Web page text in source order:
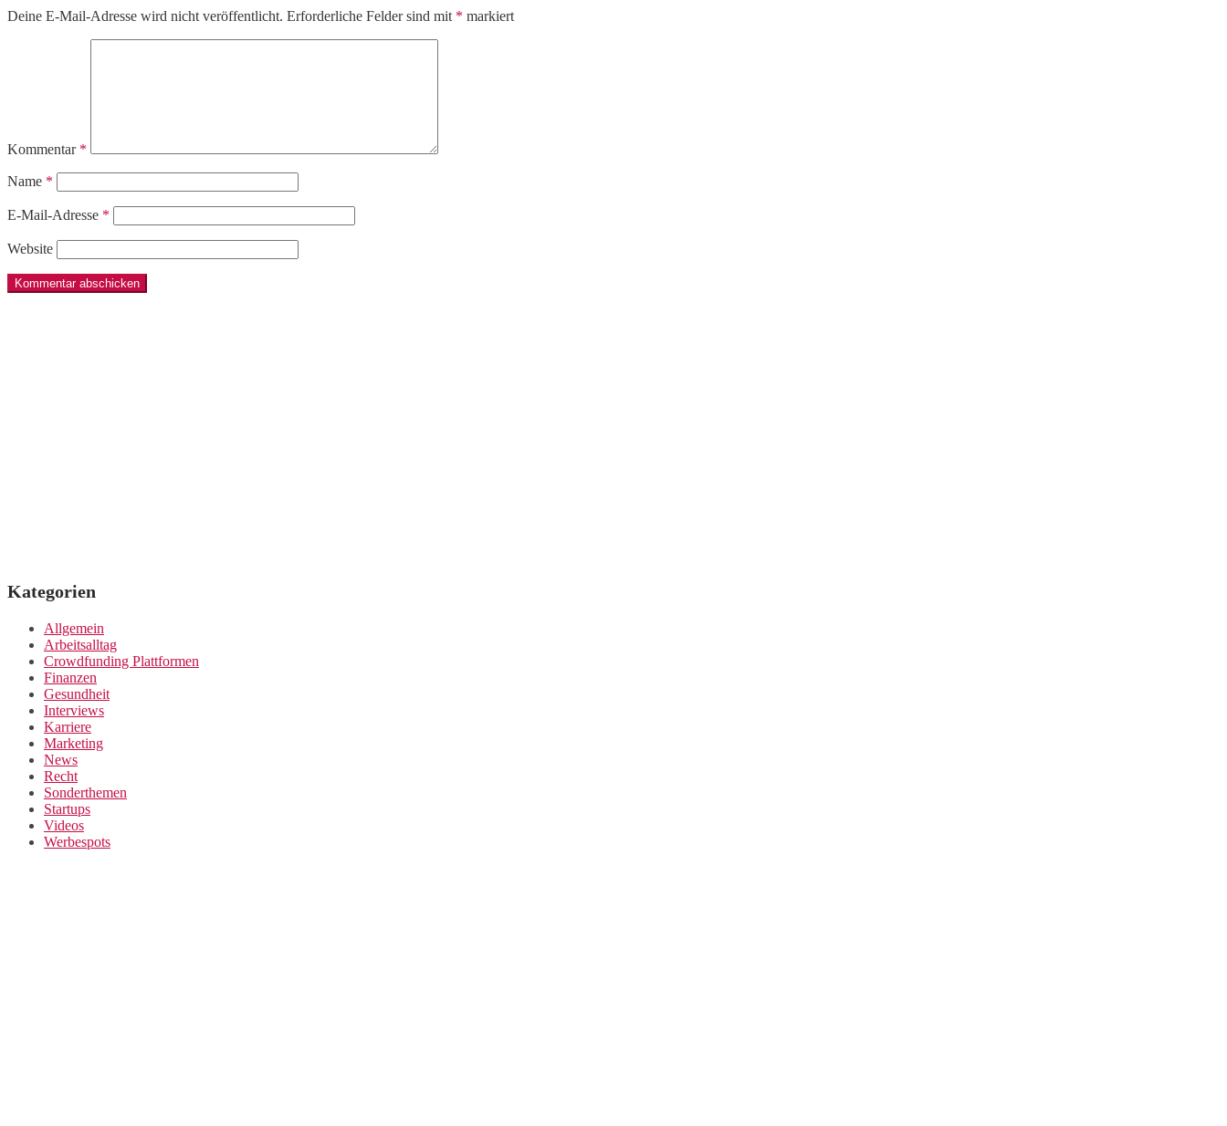
Deine E-Mail-Adresse wird nicht veröffentlicht. Erforderliche Felder sind mit * markiert
Kommentar *
Name *
E-Mail-Adresse *
Website
Kategorien
Allgemein
Arbeitsalltag
Crowdfunding Plattformen
Finanzen
Gesundheit
Interviews
Karriere
Marketing
News
Recht
Sonderthemen
Startups
Videos
Werbespots